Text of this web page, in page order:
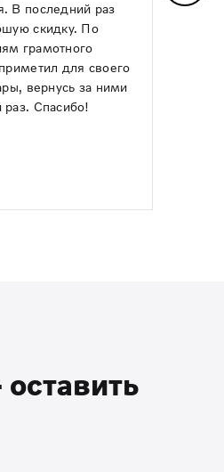
В последний раз
скидку. По
грамотного
для своего
вернусь за ними
Спасибо!